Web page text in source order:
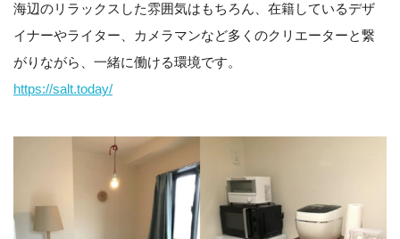
海辺のリラックスした雰囲気はもちろん、在籍しているデザ
イナーやライター、カメラマンなど多くのクリエーターと繋
がりながら、一緒に働ける環境です。
https://salt.today/